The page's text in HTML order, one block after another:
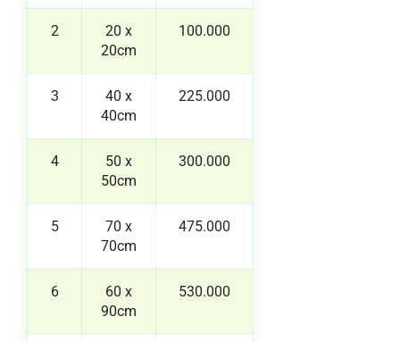
2
20 x
20cm
100.000
3
40 x
40cm
225.000
4
50 x
50cm
300.000
5
70 x
70cm
475.000
6
60 x
90cm
530.000